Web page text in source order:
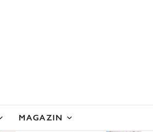
MAGAZIN